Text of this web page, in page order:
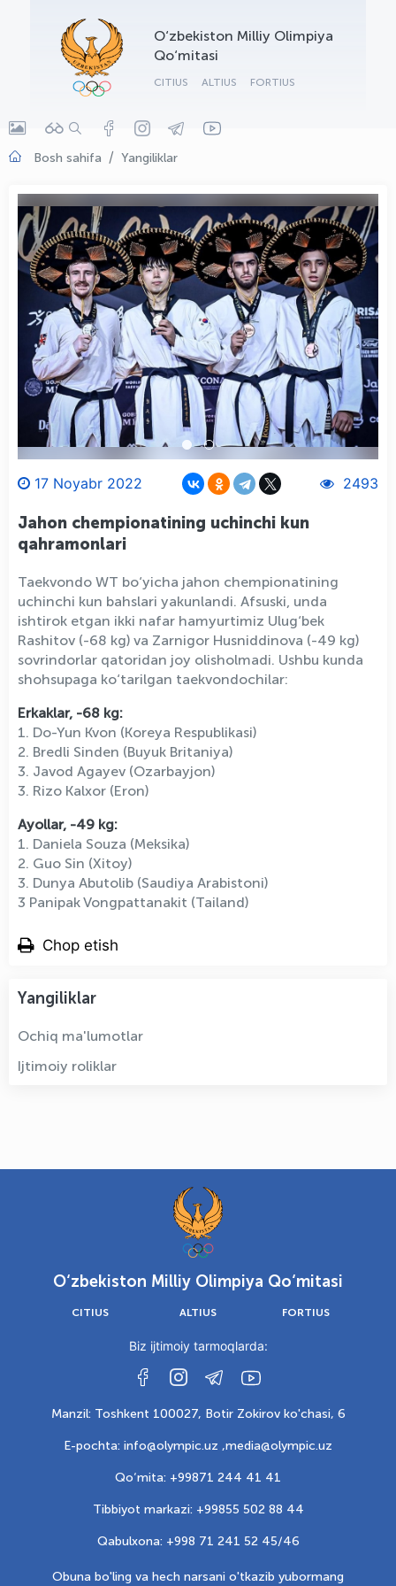
O‘zbekiston Milliy Olimpiya
Qo‘mitasi
CITIUS ALTIUS FORTIUS
Bosh sahifa Yangiliklar
17 Noyabr 2022 2493
Jahon chempionatining uchinchi kun
qahramonlari
Taekvondo WT bo‘yicha jahon chempionatining
uchinchi kun bahslari yakunlandi. Afsuski, unda
ishtirok etgan ikki nafar hamyurtimiz Ulug‘bek
Rashitov (-68 kg) va Zarnigor Husniddinova (-49 kg)
sovrindorlar qatoridan joy olisholmadi. Ushbu kunda
shohsupaga ko‘tarilgan taekvondochilar:
Erkaklar, -68 kg:
1. Do-Yun Kvon (Koreya Respublikasi)
2. Bredli Sinden (Buyuk Britaniya)
3. Javod Agayev (Ozarbayjon)
3. Rizo Kalxor (Eron)
Ayollar, -49 kg:
1. Daniela Souza (Meksika)
2. Guo Sin (Xitoy)
3. Dunya Abutolib (Saudiya Arabistoni)
3 Panipak Vongpattanakit (Tailand)
Chop etish
Yangiliklar
Ochiq ma'lumotlar
Ijtimoiy roliklar
O‘zbekiston Milliy Olimpiya Qo‘mitasi
CITIUS ALTIUS FORTIUS
Biz ijtimoiy tarmoqlarda:
Manzil: Toshkent 100027, Botir Zokirov ko'chasi, 6
E-pochta: info@olympic.uz ,media@olympic.uz
Qo‘mita: +99871 244 41 41
Tibbiyot markazi: +99855 502 88 44
Qabulxona: +998 71 241 52 45/46
Obuna bo'ling va hech narsani o'tkazib yubormang
OLYMPCHIK AI - yordamchi
Onlayn · olympic.uz